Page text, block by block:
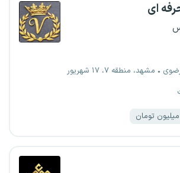
ای
مشهد، منطقه ۷، ۱۷ شهریور